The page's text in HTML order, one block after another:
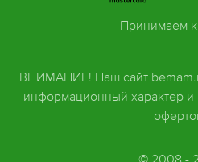
ВНИМАНИЕ! Наш сайт
информационный характер
© 2008 -
Принимаем к